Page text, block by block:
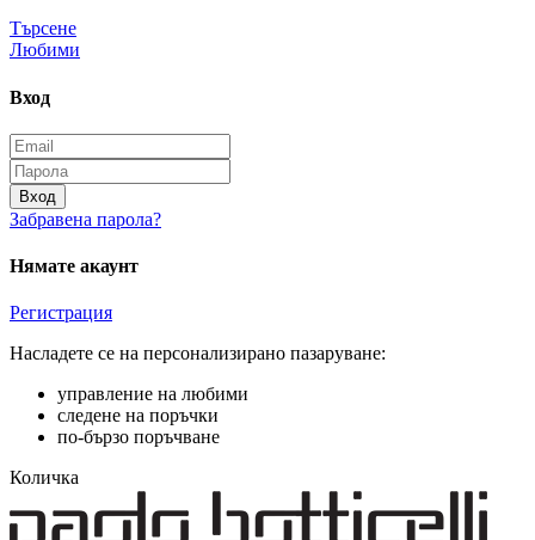
Търсене
Любими
Вход
Вход
Забравена парола?
Нямате акаунт
Регистрация
Насладете се на персонализирано пазаруване:
управление на любими
следене на поръчки
по-бързо поръчване
Количка